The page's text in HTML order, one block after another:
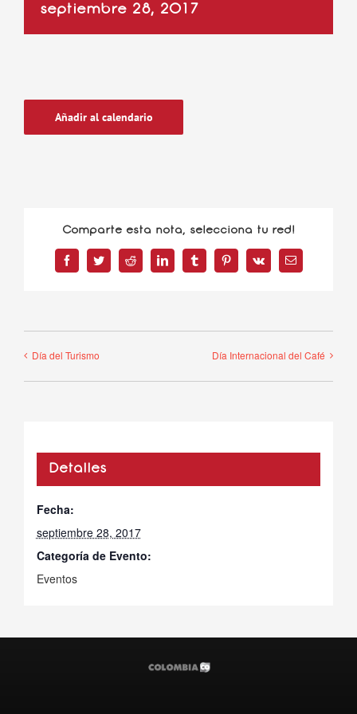
septiembre 28, 2017
Añadir al calendario
Comparte esta nota, selecciona tu red!
FacebookTwitterReddit LinkedInTumblrPinterest
Vk
Correo
electrónico
Día del Turismo Día Internacional del Café
Detalles
Fecha:
septiembre 28, 2017
Categoría de Evento:
Eventos